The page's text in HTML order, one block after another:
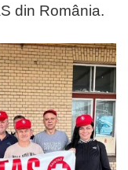
din România.